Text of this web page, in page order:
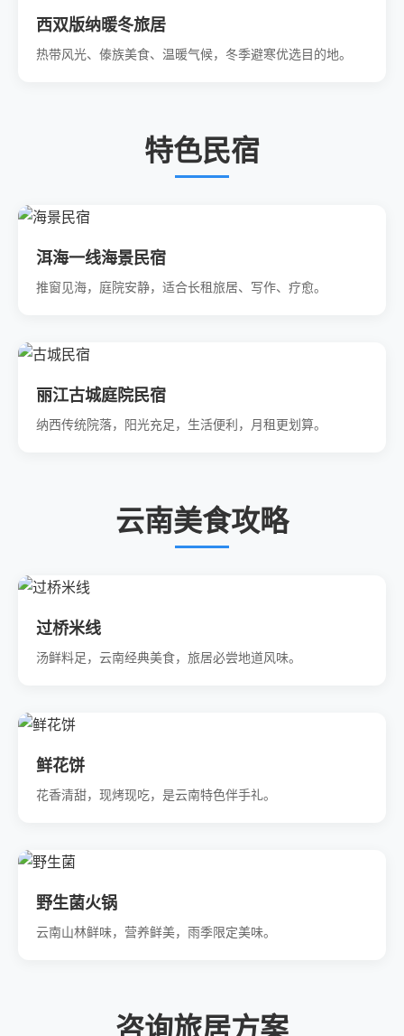
西双版纳暖冬旅居
热带风光、傣族美食、温暖气候，冬季避寒优选目的地。
特色民宿
洱海一线海景民宿
推窗见海，庭院安静，适合长租旅居、写作、疗愈。
丽江古城庭院民宿
纳西传统院落，阳光充足，生活便利，月租更划算。
云南美食攻略
过桥米线
汤鲜料足，云南经典美食，旅居必尝地道风味。
鲜花饼
花香清甜，现烤现吃，是云南特色伴手礼。
野生菌火锅
云南山林鲜味，营养鲜美，雨季限定美味。
咨询旅居方案